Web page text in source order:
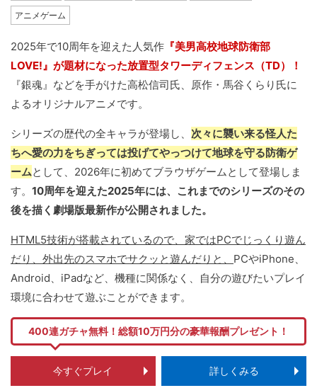
アニメゲーム
2025年で10周年を迎えた人気作 『美男高校地球防衛部
LOVE!』が題材になった放置型タワーディフェンス（TD）！
『銀魂』などを手がけた高松信司氏、原作・馬谷くらり氏に
よるオリジナルアニメです。
シリーズの歴代の全キャラが登場し、 次々に襲い来る怪人た
ちへ愛の力をちぎっては投げてやっつけて地球を守る防衛ゲ
ームとして、2026年に初めてブラウザゲームとして登場しま
す。 10周年を迎えた2025年には、これまでのシリーズのその
後を描く劇場版最新作が公開されました。
HTML5技術が搭載されているので、家ではPCでじっくり遊ん
だり、外出先のスマホでサクッと遊んだりと、 PCやiPhone、
Android、iPadなど、機種に関係なく、自分の遊びたいプレイ
環境に合わせて遊ぶことができます。
400連ガチャ無料！総額10万円分の豪華報酬プレゼント！
今すぐプレイ 詳しくみる